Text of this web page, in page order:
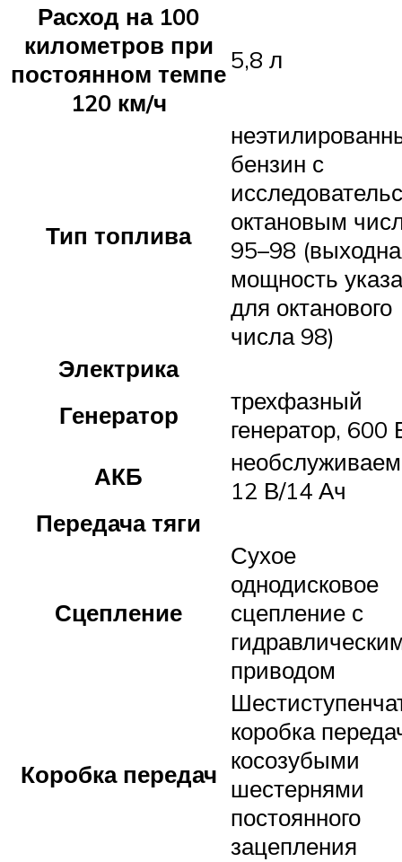
Расход на 100
километров при
постоянном темпе
120 км/ч
5,8 л
Тип топлива
бензин с
октановым
95–98
мощность
для октанового
числа 98)
Электрика
Генератор
трехфазный
генератор, 600
АКБ
12 В/14 Ач
Передача тяги
Сцепление
Сухое
однодисковое
сцепление с
приводом
Коробка передач
коробка
косозубыми
шестернями
постоянного
зацепления